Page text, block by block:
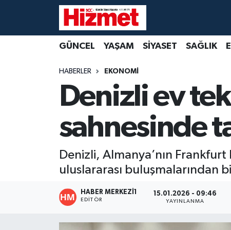
GÜNCEL YAŞAM SİYASET SAĞLIK
HABERLER EKONOMİ
Denizli ev
sahnesinde
Denizli, Almanya’nın
uluslararası buluşmalarından
HABER MERKEZI1
EDITÖR
15.01.2026 - 09:46
YAYINLANMA
KÜLTÜR SANAT
MAGAZİN
Denizli Nöbetçi Eczaneler
Denizli Trafik Yoğunluk Haritası
Süper Lig Puan Durumu ve Fikstür
Son Dakika Haberleri
Haber Arşivi